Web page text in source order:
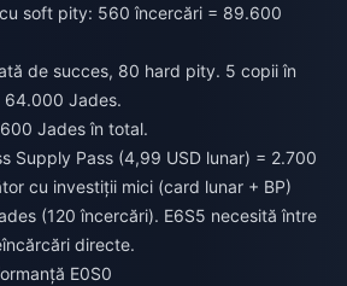
soft pity: 560 încercări = 89.600
de succes, 80 hard pity. 5 copii în
64.000 Jades.
Jades în total.
Supply Pass (4,99 USD lunar) = 2.700
cu investiții mici (card lunar + BP)
(120 încercări). E6S5 necesită între
directe.
E0S0